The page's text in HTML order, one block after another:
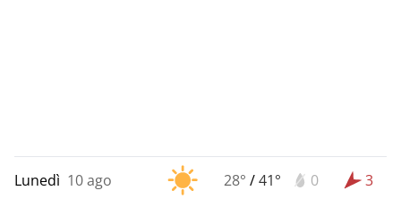
Lunedì 10 ago 28° /41° 0 3